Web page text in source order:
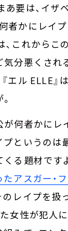
要は、イザ
者かにレイ
これからこの
気分悪くされ
エル ELLE
が何者かにレ
プというのは
くる題材です
アスガー・
のレイプを扱
女性が犯人